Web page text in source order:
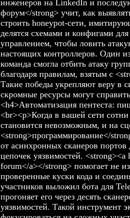
инженеров на LinkedIn и
форум</strong> учит, как
строить honeypot-сети,
делятся схемами и конфигами
управлением, чтобы ловить
настоящих контроллеров. Один
команда смогла отбить атаку
благодаря правилам, взятым с
Такие победы укрепляют веру в
скромные ресурсы могут
<h4>Автоматизация пентеста:
<br><p>Когда в вашей сети
становится невозможным, и на
<strong>программирование</
от асинхронных сканеров
цепочек уязвимостей.
forum</a></strong> помогает не
проверенные куски кода и
участников выложил бота для
прогоняет его через десять
уязвимостей. Такой инструмент